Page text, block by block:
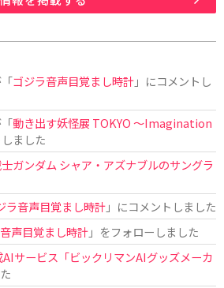
ゴジラ音声目覚まし時計」にコメントし
動き出す妖怪展 TOKYO 〜Imagination
ました
ガンダム シャア・アズナブルのサングラ
ラ音声目覚まし時計」にコメントしました
声目覚まし時計」をフォローしました
AIサービス「ビックリマンAIグッズメーカ